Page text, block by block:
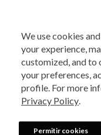
We use cookies
your experience,
customized, and to
your preferences,
profile. For more
Privacy Policy.
Permitir cookies
2025 - Veste S.A Estilo.
se no direito de corrigir ou
880 5520.Horário de
Sábados das 8h às 14h,